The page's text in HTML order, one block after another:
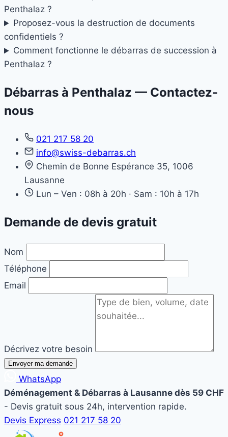
Penthalaz ?
Proposez-vous la destruction de documents
confidentiels ?
Comment fonctionne le débarras de succession à
Penthalaz ?
Débarras à Penthalaz — Contactez-
nous
021 217 58 20
info@swiss-debarras.ch
Chemin de Bonne Espérance 35, 1006
Lausanne
Lun – Ven : 08h à 20h · Sam : 10h à 17h
Demande de devis gratuit
Nom
Téléphone
Email
Décrivez votre besoin
Envoyer ma demande
WhatsApp
Déménagement & Débarras à Lausanne dès 59 CHF
- Devis gratuit sous 24h, intervention rapide.
Devis Express 021 217 58 20